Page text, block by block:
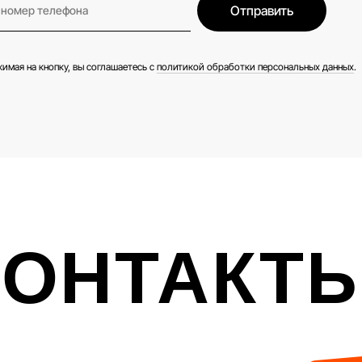
на кнопку, вы соглашаетесь с политикой обработки персональных данных.
Отправить